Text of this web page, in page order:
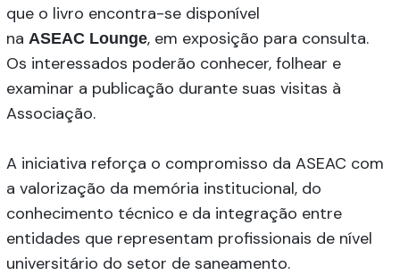
que o livro encontra-se disponível
naASEAC Lounge, em exposição para consulta.
Os interessados poderão conhecer, folhear e
examinar a publicação durante suas visitas à
Associação.
A iniciativa reforça o compromisso da ASEAC com
a valorização da memória institucional, do
conhecimento técnico e da integração entre
entidades que representam profissionais de nível
universitário do setor de saneamento.